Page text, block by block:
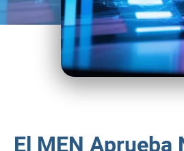
El MEN Aprueba